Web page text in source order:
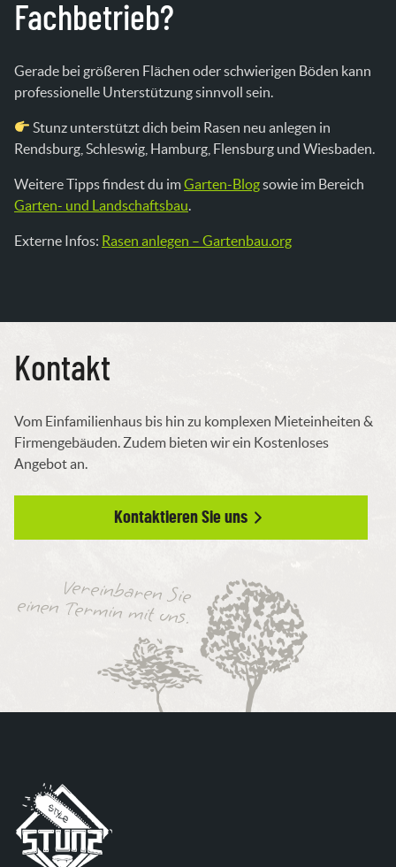
Fachbetrieb?
Gerade bei größeren Flächen oder schwierigen Böden kann
professionelle Unterstützung sinnvoll sein.
Stunz unterstützt dich beim Rasen neu anlegen in
Rendsburg, Schleswig, Hamburg, Flensburg und Wiesbaden.
Weitere Tipps findest du imGarten-Blogsowie im Bereich
Garten- und Landschaftsbau
Externe Infos: Rasen anlegen – Gartenbau.org
Kontakt
Vom Einfamilienhaus bis hin zu komplexen Mieteinheiten &
Firmengebäuden. Zudem bieten wir ein Kostenloses
Angebot an.
Kontaktieren Sie uns
Vereinbaren Sie
einen Termin mit uns.